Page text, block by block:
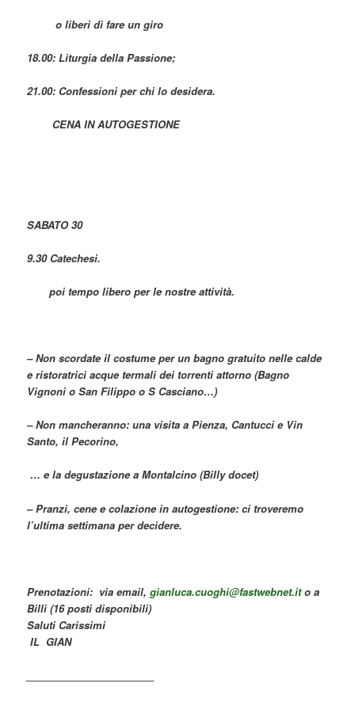
o liberi di fare un giro
18.00: Liturgia della Passione;
21.00: Confessioni per chi lo desidera.
CENA IN AUTOGESTIONE
SABATO 30
9.30 Catechesi.
poi tempo libero per le nostre attività.
– Non scordate il costume per un bagno gratuito nelle calde
e ristoratrici acque termali dei torrenti attorno (Bagno
Vignoni o San Filippo o S Casciano…)
– Non mancheranno: una visita a Pienza, Cantucci e Vin
Santo, il Pecorino,
… e la degustazione a Montalcino (Billy docet)
– Pranzi, cene e colazione in autogestione: ci troveremo
l’ultima settimana per decidere.
Prenotazioni: via email,gianluca.cuoghi@fastwebnet.ito a
Billi (16 posti disponibili)
Saluti Carissimi
IL GIAN